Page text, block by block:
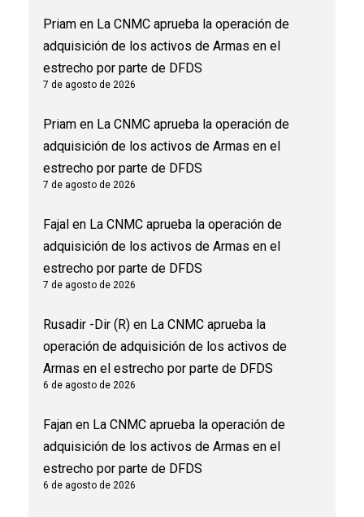
Priam en La CNMC aprueba la operación de
adquisición de los activos de Armas en el
estrecho por parte de DFDS
7 de agosto de 2026
Priam en La CNMC aprueba la operación de
adquisición de los activos de Armas en el
estrecho por parte de DFDS
7 de agosto de 2026
Fajal en La CNMC aprueba la operación de
adquisición de los activos de Armas en el
estrecho por parte de DFDS
7 de agosto de 2026
Rusadir -Dir (R) en La CNMC aprueba la
operación de adquisición de los activos de
Armas en el estrecho por parte de DFDS
6 de agosto de 2026
Fajan en La CNMC aprueba la operación de
adquisición de los activos de Armas en el
estrecho por parte de DFDS
6 de agosto de 2026